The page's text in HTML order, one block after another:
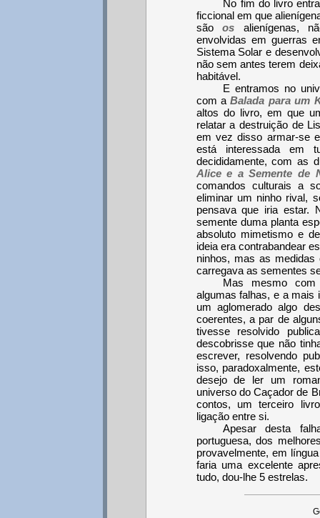
No fim do livro
ficcional em que
sãoos alienígenas,
envolvidas em guerras
Sistema Solar e
não sem antes terem
habitável.
E entramos no
com aBalada para um
altos do livro, em que
relatar a destruição de
em vez disso armar-se
está interessada em
decididamente, com as
Alice e a Semente de
comandos culturais a
eliminar um ninho rival,
pensava que iria estar.
semente duma planta
absoluto mimetismo e
ideia era contrabandear
ninhos, mas as
carregava as sementes
Mas mesmo
algumas falhas, e a mais
um aglomerado algo
coerentes, a par de
tivesse resolvido
descobrisse que não
escrever, resolvendo
isso, paradoxalmente,
desejo de ler um
universo do Caçador de
contos, um terceiro
ligação entre si.
Apesar desta
portuguesa, dos
provavelmente, em
faria uma excelente
tudo, dou-lhe 5 estrelas.